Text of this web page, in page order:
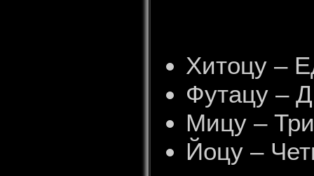
Хитоцу –
Футацу –
Мицу –
Йоцу –